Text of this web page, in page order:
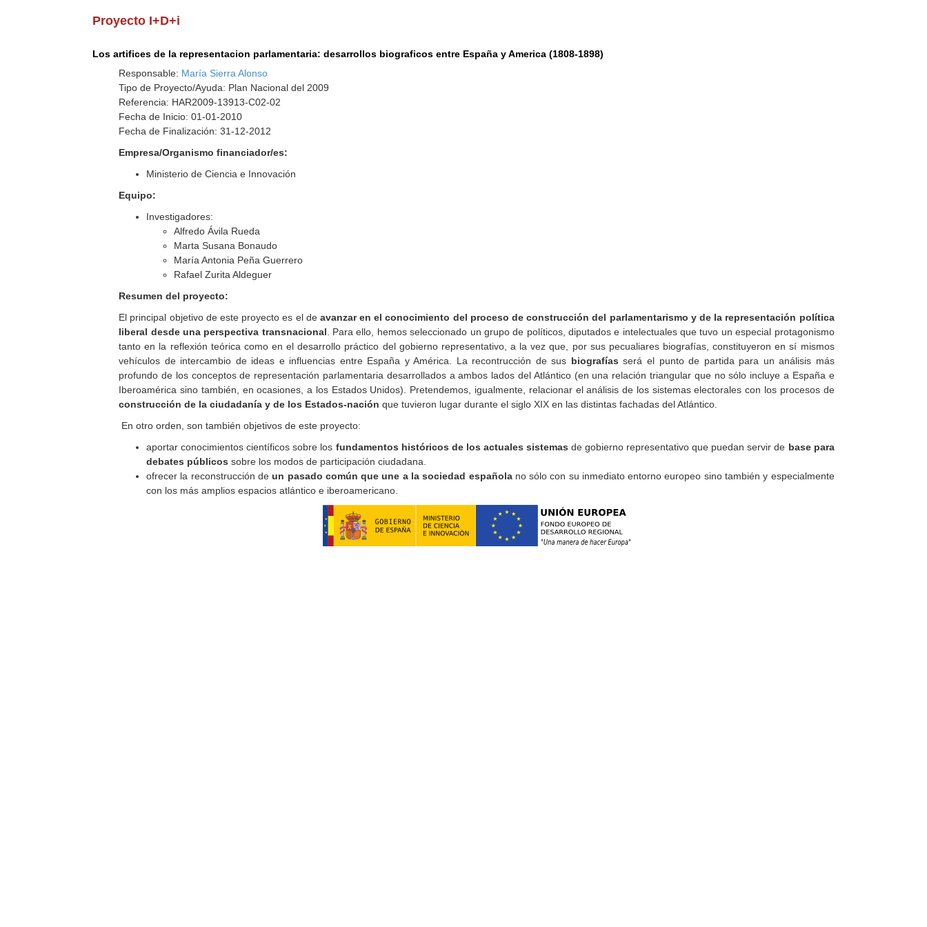
Proyecto I+D+i
Los artifices de la representacion parlamentaria: desarrollos biograficos entre España y America (1808-1898)
Responsable: María Sierra Alonso
Tipo de Proyecto/Ayuda: Plan Nacional del 2009
Referencia: HAR2009-13913-C02-02
Fecha de Inicio: 01-01-2010
Fecha de Finalización: 31-12-2012
Empresa/Organismo financiador/es:
Ministerio de Ciencia e Innovación
Equipo:
Investigadores:
Alfredo Ávila Rueda
Marta Susana Bonaudo
María Antonia Peña Guerrero
Rafael Zurita Aldeguer
Resumen del proyecto:
El principal objetivo de este proyecto es el de avanzar en el conocimiento del proceso de construcción del parlamentarismo y de la representación política
liberal desde una perspectiva transnacional . Para ello, hemos seleccionado un grupo de políticos, diputados e intelectuales que tuvo un especial protagonismo
tanto en la reflexión teórica como en el desarrollo práctico del gobierno representativo, a la vez que, por sus pecualiares biografías, constituyeron en sí mismos
vehículos de intercambio de ideas e influencias entre España y América. La recontrucción de sus biografías será el punto de partida para un análisis más
profundo de los conceptos de representación parlamentaria desarrollados a ambos lados del Atlántico (en una relación triangular que no sólo incluye a España e
Iberoamérica sino también, en ocasiones, a los Estados Unidos). Pretendemos, igualmente, relacionar el análisis de los sistemas electorales con los procesos de
construcción de la ciudadanía y de los Estados-nación que tuvieron lugar durante el siglo XIX en las distintas fachadas del Atlántico.
En otro orden, son también objetivos de este proyecto:
aportar conocimientos científicos sobre los fundamentos históricos de los actuales sistemasde gobierno representativo que puedan servir de base para
debates públicos sobre los modos de participación ciudadana.
ofrecer la reconstrucción deun pasado común que une a la sociedad españolano sólo con su inmediato entorno europeo sino también y especialmente
con los más amplios espacios atlántico e iberoamericano.